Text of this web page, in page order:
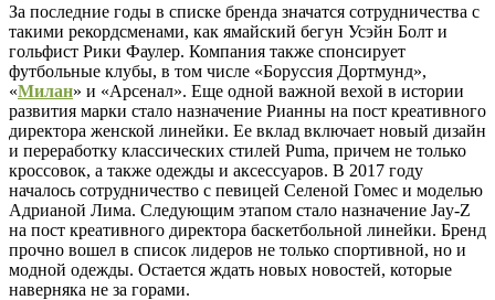
За последние годы в списке бренда значатся сотрудничества с
такими рекордсменами, как ямайский бегун Усэйн Болт и
гольфист Рики Фаулер. Компания также спонсирует
футбольные клубы, в том числе «Боруссия Дортмунд»,
«Милан» и «Арсенал». Еще одной важной вехой в истории
развития марки стало назначение Рианны на пост креативного
директора женской линейки. Ее вклад включает новый дизайн
и переработку классических стилей Puma, причем не только
кроссовок, а также одежды и аксессуаров. В 2017 году
началось сотрудничество с певицей Селеной Гомес и моделью
Адрианой Лима. Следующим этапом стало назначение Jay-Z
на пост креативного директора баскетбольной линейки. Бренд
прочно вошел в список лидеров не только спортивной, но и
модной одежды. Остается ждать новых новостей, которые
наверняка не за горами.